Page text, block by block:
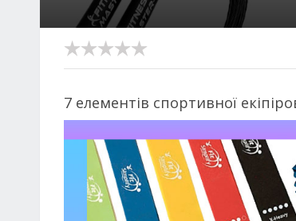
7 елементів спортивної